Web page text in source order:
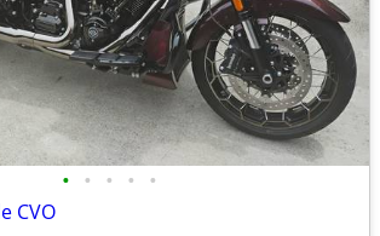
• • • • •
CVO